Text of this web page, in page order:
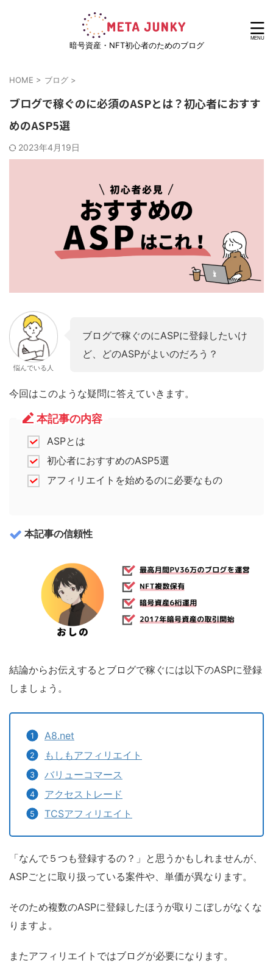
暗号資産・NFT初心者のためのブログ
HOME > ブログ >
ブログで稼ぐのに必須のASPとは？初心者におすす
めのASP5選
2023年4月19日
悩んでいる人
ブログで稼ぐのにASPに登録したいけ
ど、どのASPがよいのだろう？
今回はこのような疑問に答えていきます。
本記事の内容
ASPとは
初心者におすすめのASP5選
アフィリエイトを始めるのに必要なもの
本記事の信頼性
結論からお伝えするとブログで稼ぐには以下のASPに登録
しましょう。
A8.net
もしもアフィリエイト
バリューコマース
アクセストレード
TCSアフィリエイト
「なんで５つも登録するの？」と思うかもしれませんが、
ASPごとに取り扱っている案件や、単価が異なります。
そのため複数のASPに登録したほうが取りこぼしがなくな
りますよ。
またアフィリエイトではブログが必要になります。